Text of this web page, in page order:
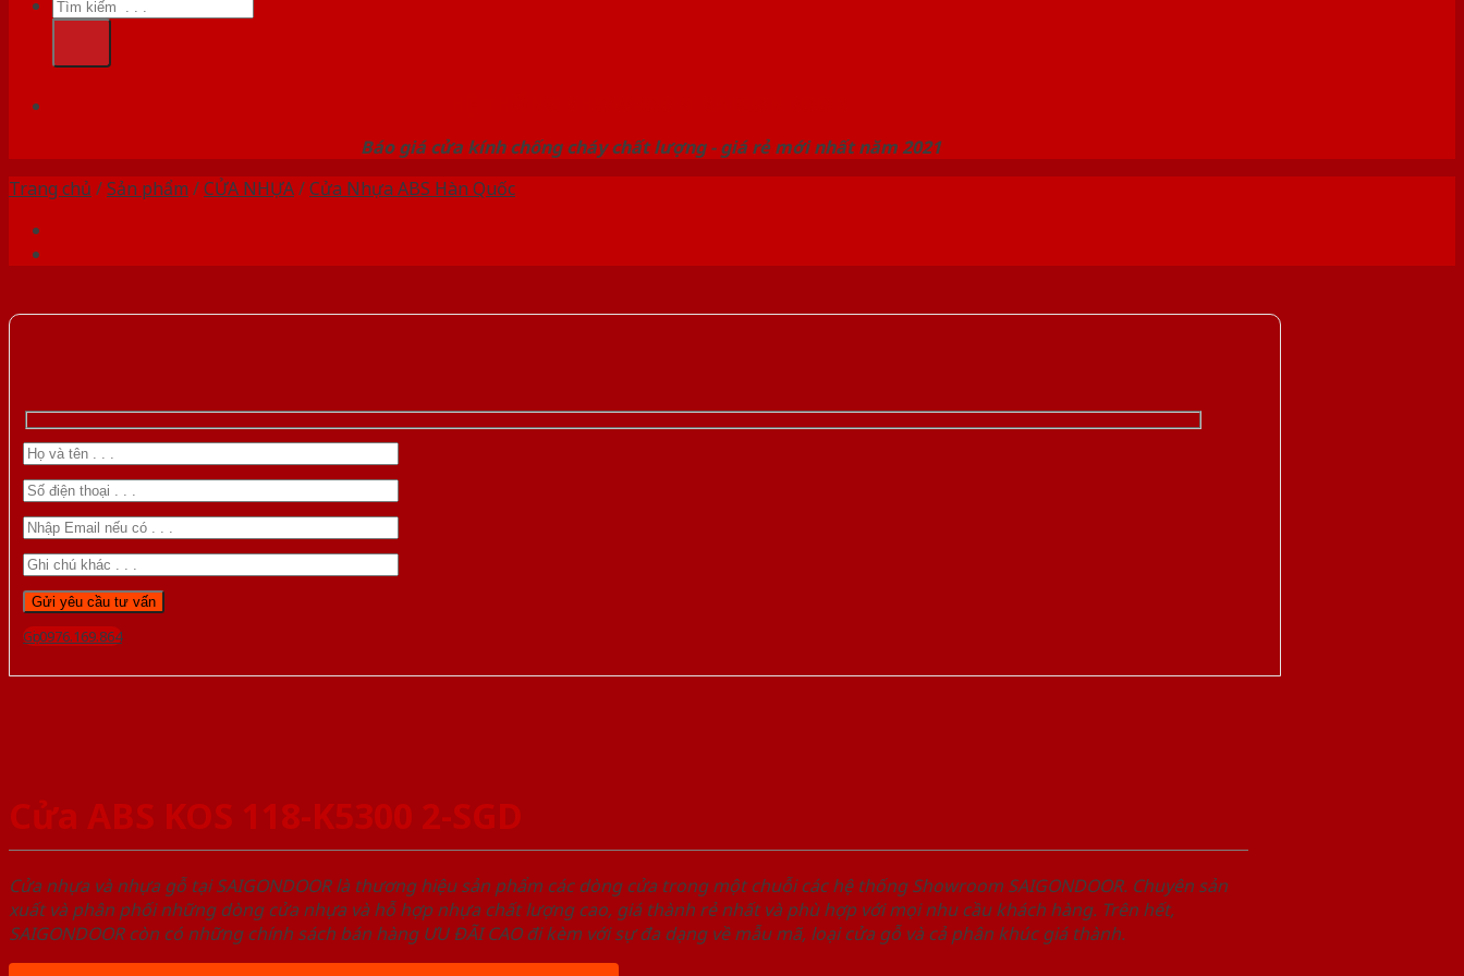
kiếm:
Báo giá cửa kính chống cháy chất lượng - giá rẻ mới nhất năm 2021
Trang chủ /Sản phẩm /CỬA NHỰA/Cửa Nhựa ABS Hàn Quốc
Gọi 0976.169.864
Cửa ABS KOS 118-K5300 2-SGD
Cửa nhựa và nhựa gỗ tại SAIGONDOOR là thương hiệu sản phẩm các dòng cửa trong một chuỗi các hệ thống Showroom SAIGONDOOR. Chuyên sản
xuất và phân phối những dòng cửa nhựa và hỗ hợp nhựa chất lượng cao, giá thành rẻ nhất và phù hợp với mọi nhu cầu khách hàng. Trên hết,
SAIGONDOOR còn có những chính sách bán hàng ƯU ĐÃI CAO đi kèm với sự đa dạng về mẫu mã, loại cửa gỗ và cả phân khúc giá thành.